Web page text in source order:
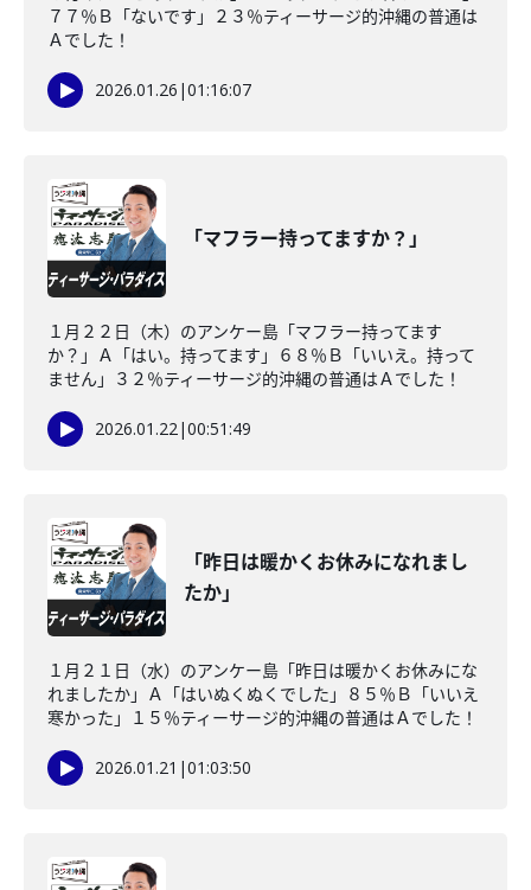
７７％Ｂ「ないです」２３％ティーサージ的沖縄の普通は
Ａでした！
2026.01.26 |01:16:07
「マフラー持ってますか？」
１月２２日（木）のアンケー島「マフラー持ってます
か？」Ａ「はい。持ってます」６８％Ｂ「いいえ。持って
ません」３２％ティーサージ的沖縄の普通はＡでした！
2026.01.22|00:51:49
「昨日は暖かくお休みになれまし
たか」
１月２１日（水）のアンケー島「昨日は暖かくお休みにな
れましたか」Ａ「はいぬくぬくでした」８５％Ｂ「いいえ
寒かった」１５％ティーサージ的沖縄の普通はＡでした！
2026.01.21 |01:03:50